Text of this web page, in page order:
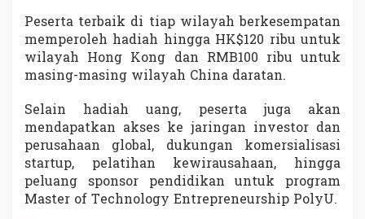
Peserta terbaik di tiap wilayah berkesempatan
memperoleh hadiah hingga HK$120 ribu untuk
wilayah Hong Kong dan RMB100 ribu untuk
masing-masing wilayah China daratan.
Selain hadiah uang, peserta juga akan
mendapatkan akses ke jaringan investor dan
perusahaan global, dukungan komersialisasi
startup, pelatihan kewirausahaan, hingga
peluang sponsor pendidikan untuk program
Master of Technology Entrepreneurship PolyU.